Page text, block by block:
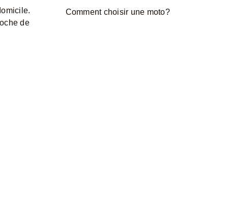
de
Comment choisir une moto?